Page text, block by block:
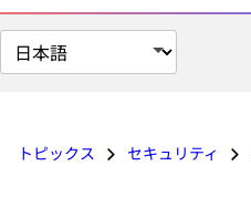
ペ
ー
トピックス セキュリティ